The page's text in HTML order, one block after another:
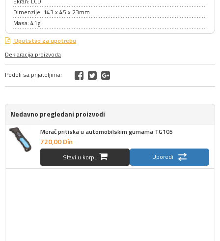
Dimenzije: 143 x 45 x 23mm
Masa: 41g
Uputstvo za upotrebu
Deklaracija proizvoda
Podeli sa prijateljima:
Nedavno pregledani proizvodi
Merač pritiska u automobilskim gumama TG105
720,00Din
Stavi u korpu Uporedi